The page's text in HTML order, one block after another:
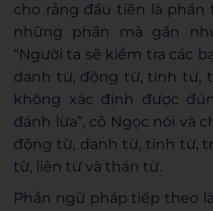
cho rằng đầu tiên là
những phần mà gần
“Người ta sẽ kiểm tra các
danh từ, động từ, tính từ,
không xác định được
đánh lừa”, cô Ngọc nói và
động từ, danh từ, tính từ,
từ, liên từ và thán từ.
Phần ngữ pháp tiếp theo